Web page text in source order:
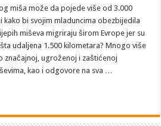
miša može da pojede više od 3.000
kako bi svojim mladuncima obezbijedila
miševa migriraju širom Evrope jer su
udaljena 1.500 kilometara? Mnogo više
značajnoj, ugroženoj i zaštićenoj
kao i odgovore na sva …